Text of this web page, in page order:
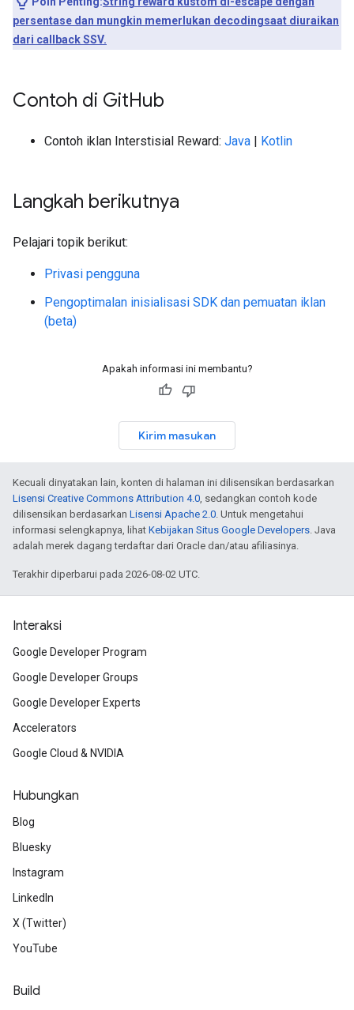
persentase dan mungkin memerlukan decodingsaat diuraikan
dari callback SSV.
Contoh di GitHub
Contoh iklan Interstisial Reward: Java | Kotlin
Langkah berikutnya
Pelajari topik berikut:
Privasi pengguna
Pengoptimalan inisialisasi SDK dan pemuatan iklan
(beta)
Apakah informasi ini membantu?
Kirim masukan
Kecuali dinyatakan lain, konten di halaman ini dilisensikan berdasarkan
Lisensi Creative Commons Attribution 4.0, sedangkan contoh kode
dilisensikan berdasarkan Lisensi Apache 2.0. Untuk mengetahui
informasi selengkapnya, lihat Kebijakan Situs Google Developers. Java
adalah merek dagang terdaftar dari Oracle dan/atau afiliasinya.
Terakhir diperbarui pada 2026-08-02 UTC.
Interaksi
Google Developer Program
Google Developer Groups
Google Developer Experts
Accelerators
Google Cloud & NVIDIA
Hubungkan
Blog
Bluesky
Instagram
LinkedIn
X (Twitter)
YouTube
Build